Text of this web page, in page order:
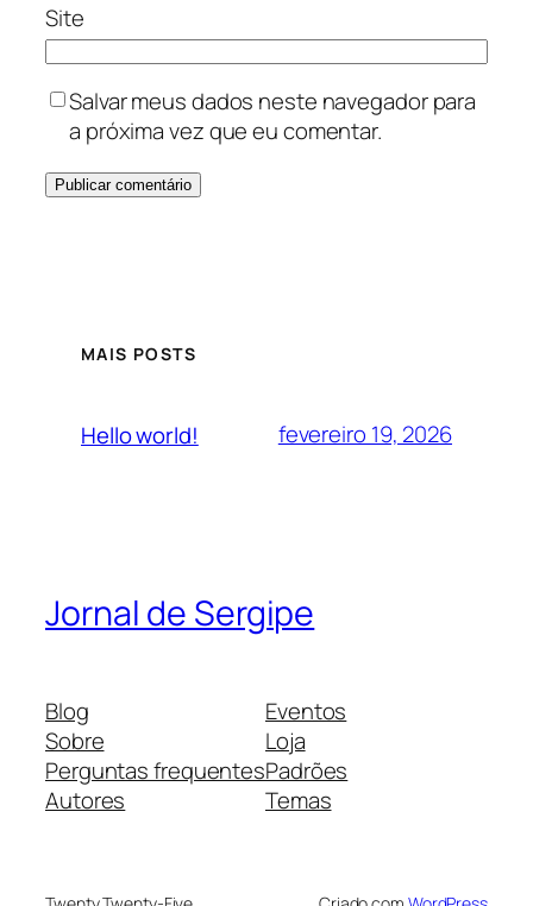
Site
Salvar meus dados neste navegador para
a próxima vez que eu comentar.
MAIS POSTS
Hello world! fevereiro 19, 2026
Jornal de Sergipe
Blog
Sobre
Perguntas frequentes
Autores
Eventos
Loja
Padrões
Temas